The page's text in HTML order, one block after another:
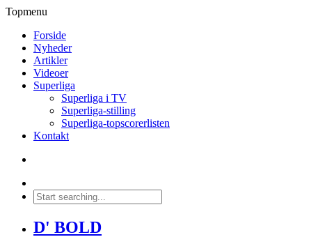
Topmenu
Forside
Nyheder
Artikler
Videoer
Superliga
Superliga i TV
Superliga-stilling
Superliga-topscorerlisten
Kontakt
D' BOLD